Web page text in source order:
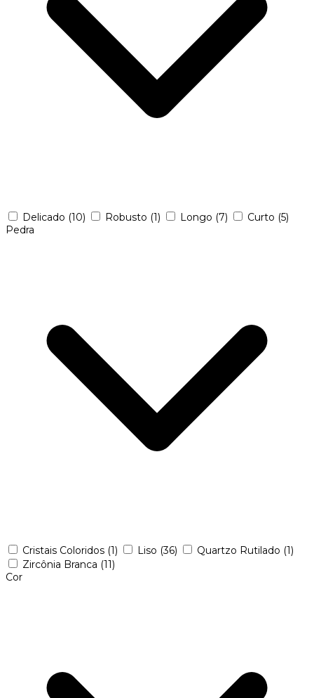
Delicado (10) Robusto (1) Longo (7) Curto (5)
Pedra
Cristais Coloridos (1) Liso (36) Quartzo Rutilado (1)
Zircônia Branca (11)
Cor